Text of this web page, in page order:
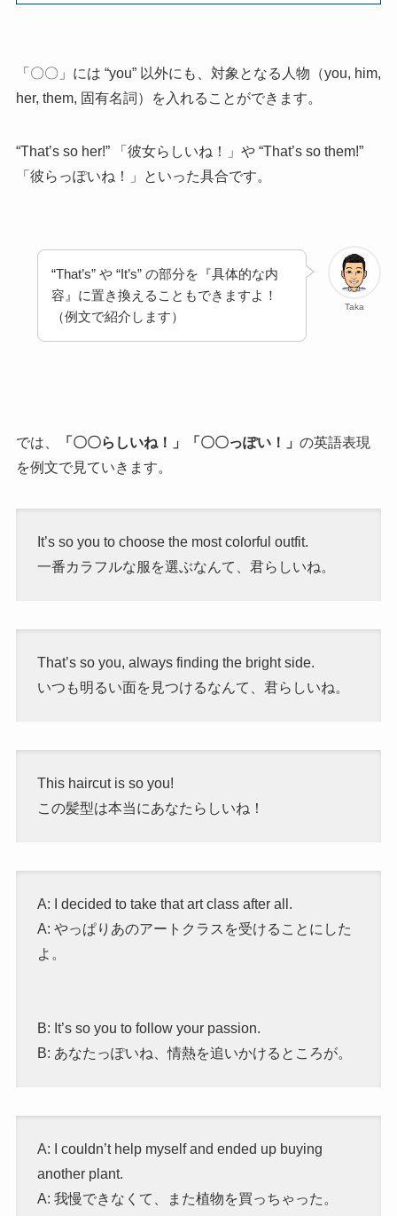
「〇〇」には “you” 以外にも、対象となる人物（you, him,
her, them, 固有名詞）を入れることができます。
“That’s so her!” 「彼女らしいね！」や “That’s so them!”
「彼らっぽいね！」といった具合です。
Taka
“That’s” や “It’s” の部分を『具体的な内
容』に置き換えることもできますよ！
（例文で紹介します）
では、 「〇〇らしいね！」「〇〇っぽい！」 の英語表現
を例文で見ていきます。
It’s so you to choose the most colorful outfit.
一番カラフルな服を選ぶなんて、君らしいね。
That’s so you, always finding the bright side.
いつも明るい面を見つけるなんて、君らしいね。
This haircut is so you!
この髪型は本当にあなたらしいね！
A: I decided to take that art class after all.
A: やっぱりあのアートクラスを受けることにした
よ。
B: It’s so you to follow your passion.
B: あなたっぽいね、情熱を追いかけるところが。
A: I couldn’t help myself and ended up buying
another plant.
A: 我慢できなくて、また植物を買っちゃった。